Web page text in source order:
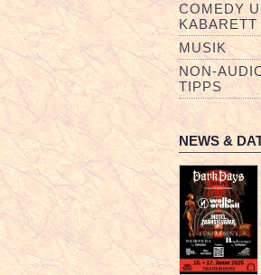
COMEDY
KABARETT
MUSIK
NON-
TIPPS
NEWS &